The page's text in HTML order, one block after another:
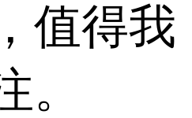
值得我
。